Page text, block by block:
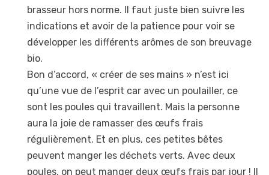
brasseur hors norme. Il faut juste bien suivre les
indications et avoir de la patience pour voir se
développer les différents arômes de son breuvage
bio.
Bon d’accord, « créer de ses mains » n’est ici
qu’une vue de l’esprit car avec un poulailler, ce
sont les poules qui travaillent. Mais la personne
aura la joie de ramasser des œufs frais
régulièrement. Et en plus, ces petites bêtes
peuvent manger les déchets verts. Avec deux
poules, on peut manger deux œufs frais par jour ! Il